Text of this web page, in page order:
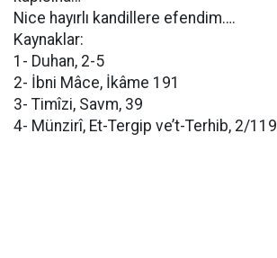
Nice hayırlı kandillere efendim….
Kaynaklar:
1- Duhan, 2-5
2- İbni Mâce, İkâme 191
3- Timîzi, Savm, 39
4- Münzirî, Et-Tergip ve’t-Terhib, 2/119